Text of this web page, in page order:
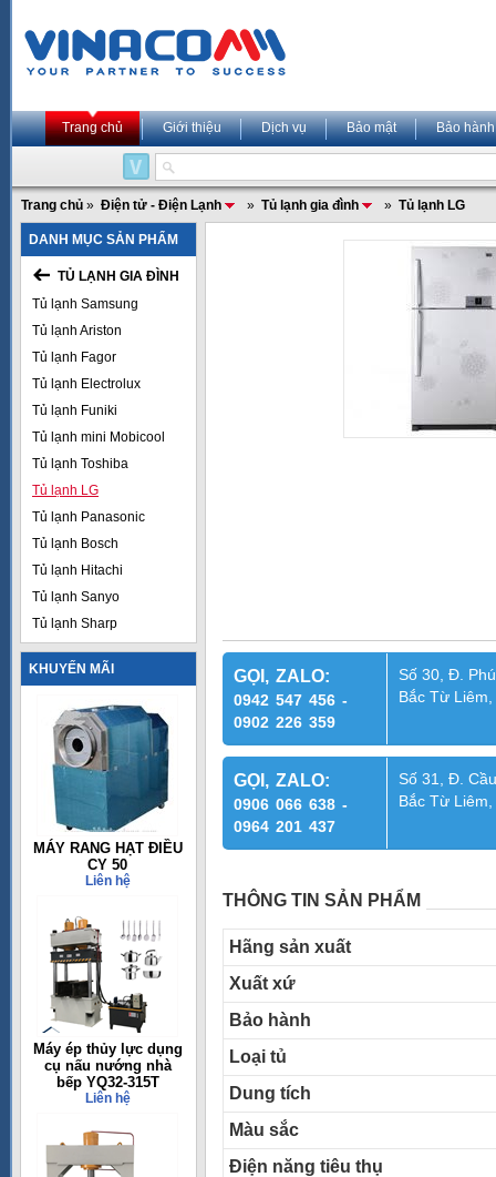
Trang chủ Giới thiệu Dịch vụ Bảo mật Bảo hành
Trang chủ » Điện tử - Điện Lạnh » Tủ lạnh gia đình » Tủ lạnh LG
DANH MỤC SẢN PHẨM
TỦ LẠNH GIA ĐÌNH
Tủ lạnh Samsung
Tủ lạnh Ariston
Tủ lạnh Fagor
Tủ lạnh Electrolux
Tủ lạnh Funiki
Tủ lạnh mini Mobicool
Tủ lạnh Toshiba
Tủ lạnh LG
Tủ lạnh Panasonic
Tủ lạnh Bosch
Tủ lạnh Hitachi
Tủ lạnh Sanyo
Tủ lạnh Sharp
KHUYẾN MÃI
MÁY RANG HẠT ĐIỀU
CY 50
Liên hệ
Máy ép thủy lực dụng
cụ nấu nướng nhà
bếp YQ32-315T
Liên hệ
GỌI, ZALO:
0942 547 456 -
0902 226 359
Số 30, Đ.
Bắc Từ
GỌI, ZALO:
0906 066 638 -
0964 201 437
Số 31, Đ.
Bắc Từ
THÔNG TIN SẢN PHẨM
Hãng sản xuất
Xuất xứ
Bảo hành
Loại tủ
Dung tích
Màu sắc
Điện năng tiêu thụ